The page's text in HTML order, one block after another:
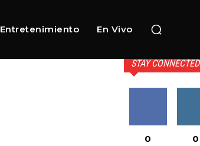
Entretenimiento En Vivo
STAY CONNECTED
0 0